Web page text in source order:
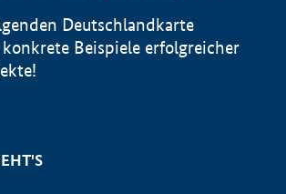
Deutschlandkarte
Beispiele erfolgreicher